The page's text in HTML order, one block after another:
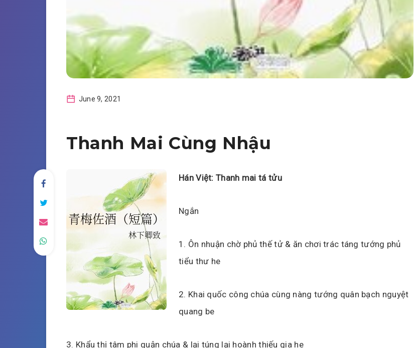
June 9, 2021
Thanh Mai Cùng Nhậu
Hán Việt: Thanh mai tá tửu
Ngắn
1. Ôn nhuận chờ phủ thế tử & ăn chơi trác táng tướng phủ
tiểu thư he
2. Khai quốc công chúa cùng nàng tướng quân bạch nguyệt
quang be
3. Khẩu thị tâm phi quận chúa & lại túng lại hoành thiếu gia he